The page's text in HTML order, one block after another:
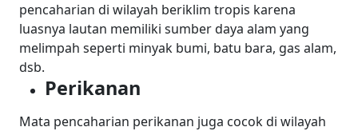
pencaharian di wilayah beriklim tropis karena
luasnya lautan memiliki sumber daya alam yang
melimpah seperti minyak bumi, batu bara, gas alam,
dsb.
Perikanan
Mata pencaharian perikanan juga cocok di wilayah